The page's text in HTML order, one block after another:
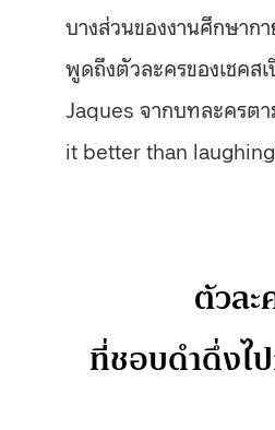
บางส่วนของงานศึกษาก
พูดถึงตัวละครของเชคส
Jaques จากบทละครต
it better than
ตัวละ
ที่ชอบดำดึ่งไ